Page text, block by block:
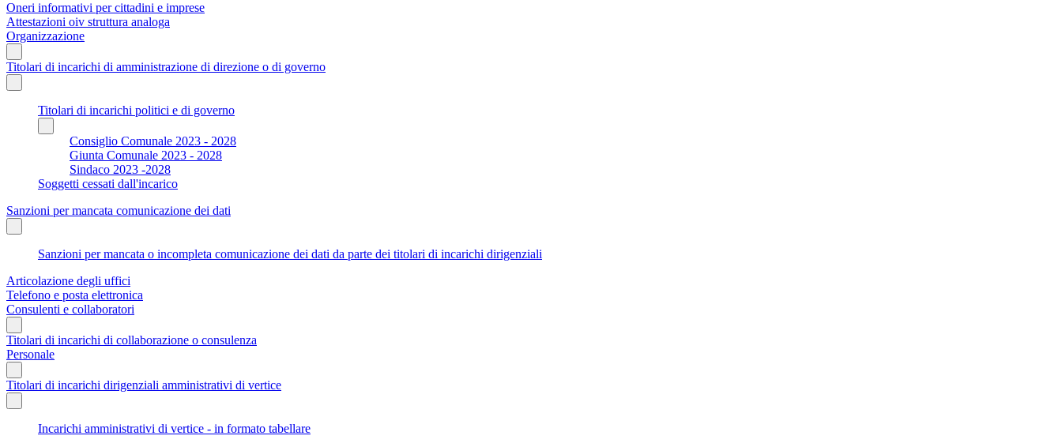
Oneri informativi per cittadini e imprese
Attestazioni oiv struttura analoga
Organizzazione
Titolari di incarichi di amministrazione di direzione o di governo
Titolari di incarichi politici e di governo
Consiglio Comunale 2023 - 2028
Giunta Comunale 2023 - 2028
Sindaco 2023 -2028
Soggetti cessati dall'incarico
Sanzioni per mancata comunicazione dei dati
Sanzioni per mancata o incompleta comunicazione dei dati da parte dei titolari di incarichi dirigenziali
Articolazione degli uffici
Telefono e posta elettronica
Consulenti e collaboratori
Titolari di incarichi di collaborazione o consulenza
Personale
Titolari di incarichi dirigenziali amministrativi di vertice
Incarichi amministrativi di vertice - in formato tabellare